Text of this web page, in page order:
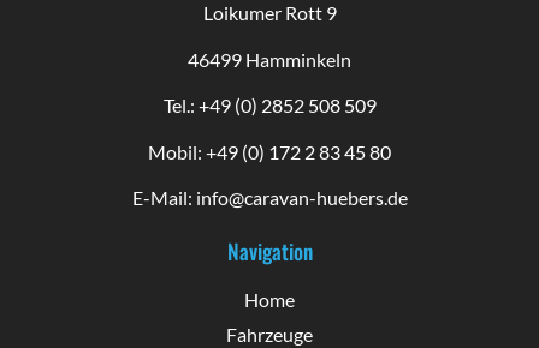
Loikumer Rott 9
46499 Hamminkeln
Tel.: +49 (0) 2852 508 509
Mobil: +49 (0) 172 2 83 45 80
E-Mail: info@caravan-huebers.de
Navigation
Home
Fahrzeuge